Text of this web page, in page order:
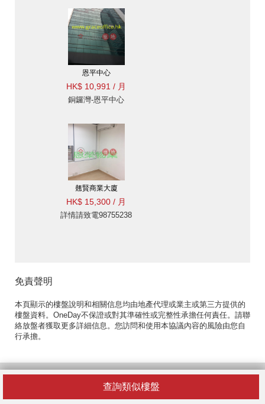
查詢類似樓盤
恩平中心
HK$ 10,991 / 月
銅鑼灣-恩平中心
翹賢商業大廈
HK$ 15,300 / 月
詳情請致電98755238
免責聲明
本頁顯示的樓盤說明和相關信息均由地產代理或業主或第三方提供的
樓盤資料。OneDay不保證或對其準確性或完整性承擔任何責任。請聯
絡放盤者獲取更多詳細信息。您訪問和使用本協議內容的風險由您自
行承擔。